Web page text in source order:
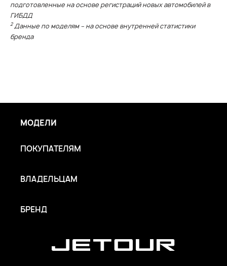
подготовленные на основе регистраций новых автомобилей в
ГИБДД
2Данные по моделям – на основе внутренней статистики
бренда
МОДЕЛИ
ПОКУПАТЕЛЯМ
ВЛАДЕЛЬЦАМ
БРЕНД